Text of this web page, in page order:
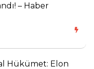
– Haber
Hükümet: Elon